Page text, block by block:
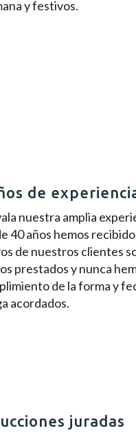
y festivos.
de
nuestra amplia
40 años hemos
de nuestros clientes
prestados y nunca
de la forma y
acordados.
juradas